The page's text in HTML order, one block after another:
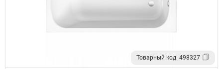
Товарный код: 498327